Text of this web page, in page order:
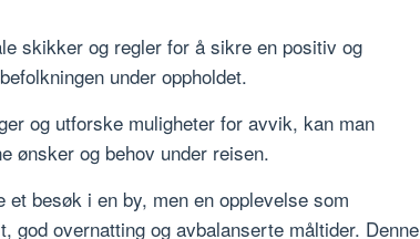
skikker og regler for å sikre en positiv og
under oppholdet.
og utforske muligheter for avvik, kan man
ønsker og behov under reisen.
besøk i en by, men en opplevelse som
god overnatting og avbalanserte måltider. Denne